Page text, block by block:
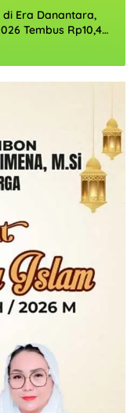
Era Danantara,
Tembus Rp10,4